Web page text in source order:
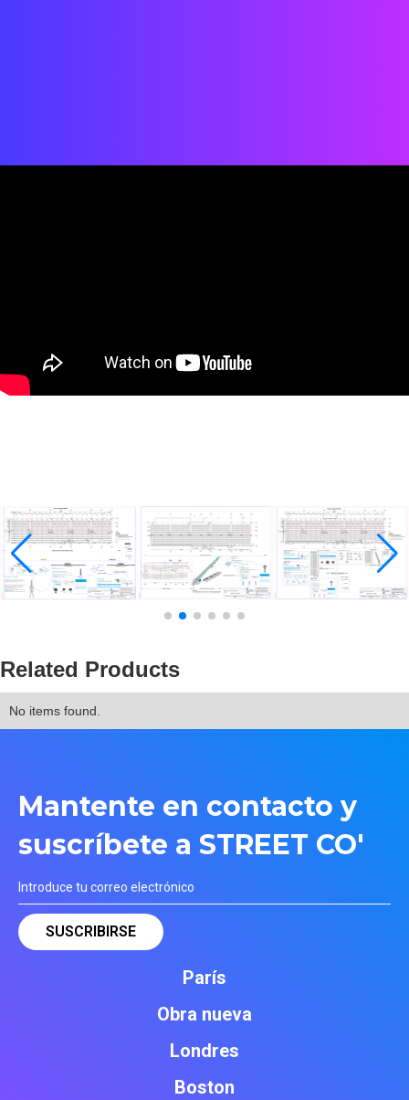
Related Products
No items found.
Mantente en contacto y
suscríbete a STREET CO'
París
Obra nueva
Londres
Boston